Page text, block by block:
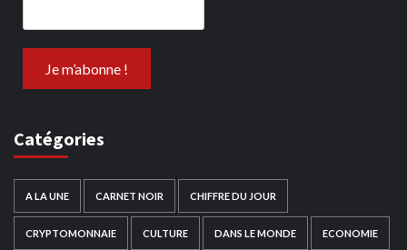
Catégories
A LA UNE CARNET NOIR CHIFFRE DU JOUR
CRYPTOMONNAIE CULTURE DANS LE MONDE ECONOMIE